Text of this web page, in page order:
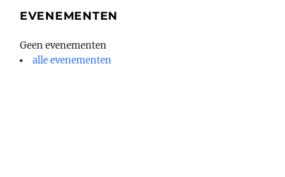
EVENEMENTEN
Geen evenementen
alle evenementen